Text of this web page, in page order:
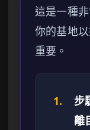
這是一種
你的基地
重要。
1.
步
離